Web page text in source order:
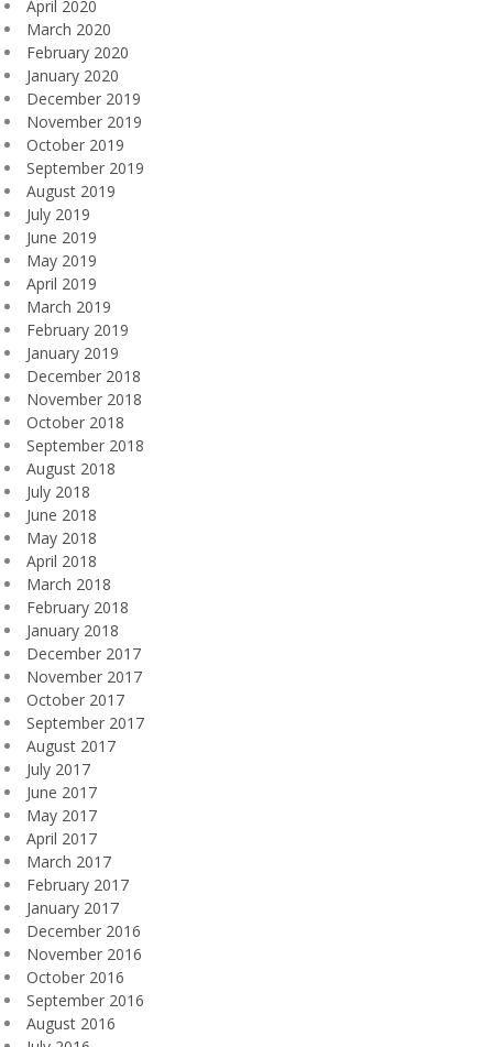
April 2020
March 2020
February 2020
January 2020
December 2019
November 2019
October 2019
September 2019
August 2019
July 2019
June 2019
May 2019
April 2019
March 2019
February 2019
January 2019
December 2018
November 2018
October 2018
September 2018
August 2018
July 2018
June 2018
May 2018
April 2018
March 2018
February 2018
January 2018
December 2017
November 2017
October 2017
September 2017
August 2017
July 2017
June 2017
May 2017
April 2017
March 2017
February 2017
January 2017
December 2016
November 2016
October 2016
September 2016
August 2016